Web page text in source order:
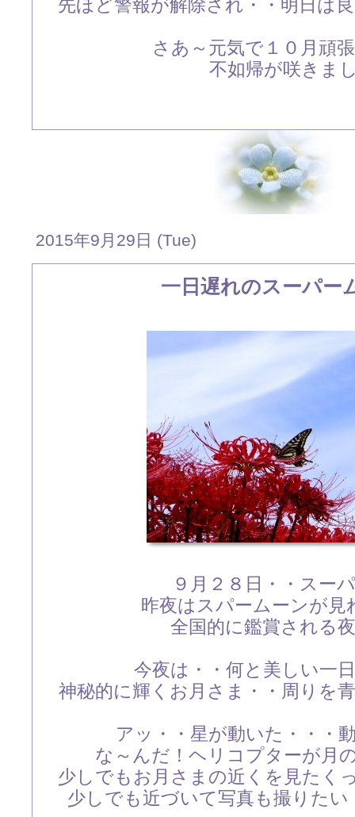
先ほど警報が解除され・・明日は
さあ～元気で１０月頑
不如帰が咲きま
2015年9月29日 (Tue)
一日遅れのスーパー
９月２８日・・スー
昨夜はスパームーンが見
全国的に鑑賞される
今夜は・・何と美しい一
神秘的に輝くお月さま・・周りを
アッ・・星が動いた・・・
な～んだ！ヘリコプターが月
少しでもお月さまの近くを見たく
少しでも近づいて写真も撮りた